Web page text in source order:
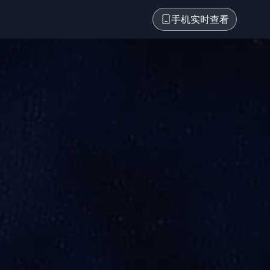
手机实时查看